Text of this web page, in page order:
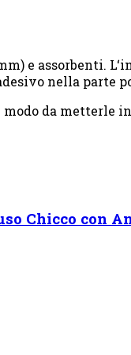
e assorbenti. L
nella parte
da metterle
Chicco con